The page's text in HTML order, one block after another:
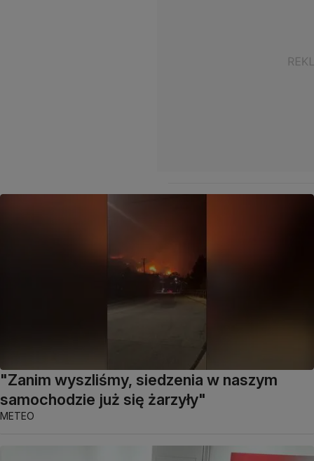
"Zanim wyszliśmy, siedzenia w naszym
samochodzie już się żarzyły"
METEO